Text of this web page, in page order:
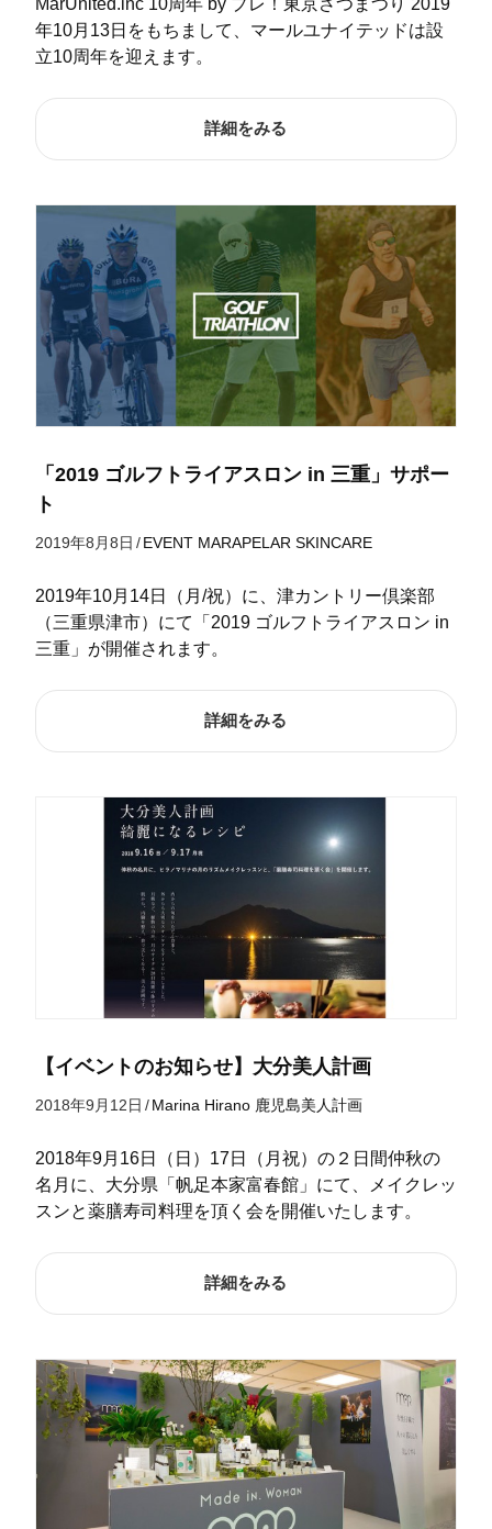
年10月13日をもちまして、マールユナイテッドは設
立10周年を迎えます。
詳細をみる
「2019 ゴルフトライアスロン in 三重」サポー
ト
2019年8月8日 /EVENT MARAPELAR SKINCARE
2019年10月14日（月/祝）に、津カントリー倶楽部
（三重県津市）にて「2019 ゴルフトライアスロン in
三重」が開催されます。
詳細をみる
【イベントのお知らせ】大分美人計画
2018年9月12日 /Marina Hirano 鹿児島美人計画
2018年9月16日（日）17日（月祝）の２日間仲秋の
名月に、大分県「帆足本家富春館」にて、メイクレッ
スンと薬膳寿司料理を頂く会を開催いたします。
詳細をみる